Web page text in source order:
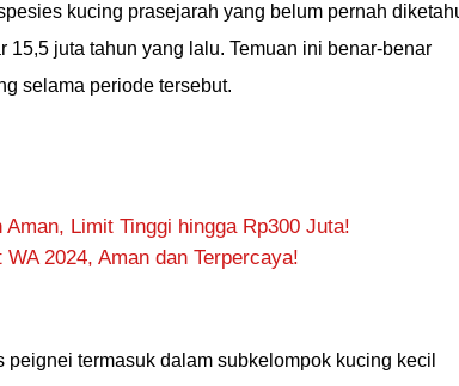
kucing prasejarah yang belum pernah
juta tahun yang lalu. Temuan ini benar-benar
selama periode tersebut.
Limit Tinggi hingga Rp300 Juta!
2024, Aman dan Terpercaya!
termasuk dalam subkelompok kucing kecil